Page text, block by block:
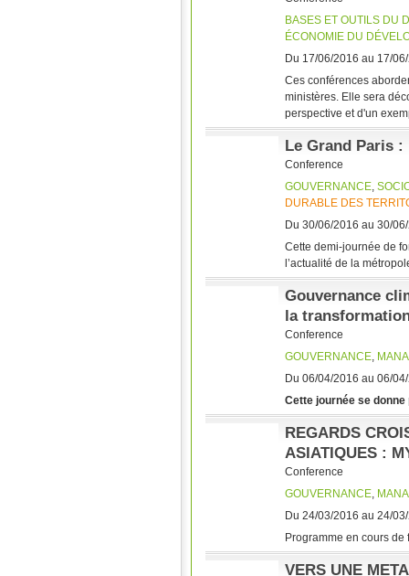
BASES ET OUTILS DU
ÉCONOMIE DU
Du 17/06/2016 au 17/
Ces conférences
ministères. Elle sera
perspective et d'un
Le Grand Paris
Conference
GOUVERNANCE,
DURABLE DES
Du 30/06/2016 au 30/
Cette demi-journée de
l’actualité de la
Gouvernance
la
Conference
GOUVERNANCE,
Du 06/04/2016 au 06/
Cette journée se
REGARDS
ASIATIQUES :
Conference
GOUVERNANCE,
Du 24/03/2016 au 24/
Programme en cours de
VERS UNE